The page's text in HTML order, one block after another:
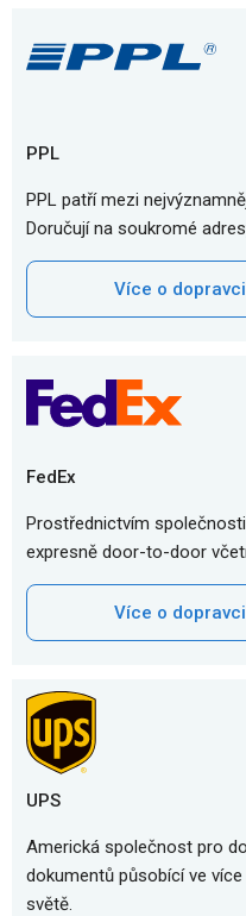
PPL
PPL patří mezi
Doručují na soukromé
Více o dopravci
FedEx
Prostřednictvím
expresně door-to-door
Více o dopravci
UPS
Americká společnost pro
dokumentů působící ve
světě.